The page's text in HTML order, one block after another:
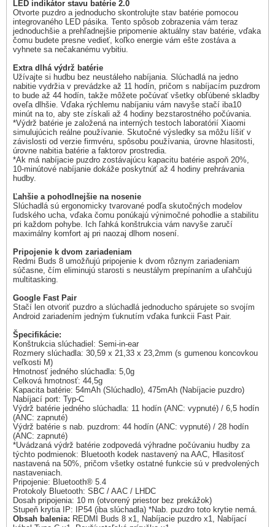
LED indikátor stavu batérie 2.0
Otvorte puzdro a jednoducho skontrolujte stav batérie pomocou
integrovaného LED pásika. Tento spôsob zobrazenia vám teraz
jednoduchšie a prehľadnejšie pripomenie aktuálny stav batérie, vďaka
čomu budete presne vedieť, koľko energie vám ešte zostáva a
vyhnete sa nečakanému vybitiu.
Extra dlhá výdrž batérie
Užívajte si hudbu bez neustáleho nabíjania. Slúchadlá na jedno
nabitie vydržia v prevádzke až 11 hodín, pričom s nabíjacím puzdrom
to bude až 44 hodín, takže môžete počúvať všetky obľúbené skladby
oveľa dlhšie. Vďaka rýchlemu nabíjaniu vám navyše stačí iba10
minút na to, aby ste získali až 4 hodiny bezstarostného počúvania.
*Výdrž batérie je založená na interných testoch laboratórií Xiaomi
simulujúcich reálne používanie. Skutočné výsledky sa môžu líšiť v
závislosti od verzie firmvéru, spôsobu používania, úrovne hlasitosti,
úrovne nabitia batérie a faktorov prostredia.
*Ak má nabíjacie puzdro zostávajúcu kapacitu batérie aspoň 20%,
10-minútové nabíjanie dokáže poskytnúť až 4 hodiny prehrávania
hudby.
Ľahšie a pohodlnejšie na nosenie
Slúchadlá sú ergonomicky tvarované podľa skutočných modelov
ľudského ucha, vďaka čomu ponúkajú výnimočné pohodlie a stabilitu
pri každom pohybe. Ich ľahká konštrukcia vám navyše zaručí
maximálny komfort aj pri naozaj dlhom nosení.
Pripojenie k dvom zariadeniam
Redmi Buds 8 umožňujú pripojenie k dvom rôznym zariadeniam
súčasne, čím eliminujú starosti s neustálym prepínaním a uľahčujú
multitasking.
Google Fast Pair
Stačí len otvoriť puzdro a slúchadlá jednoducho spárujete so svojím
Android zariadením jedným ťuknutím vďaka funkcii Fast Pair.
Špecifikácie:
Konštrukcia slúchadiel: Semi-in-ear
Rozmery slúchadla: 30,59 x 21,33 x 23,2mm (s gumenou koncovkou
veľkosti M)
Hmotnosť jedného slúchadla: 5,0g
Celková hmotnosť: 44,5g
Kapacita batérie: 54mAh (Slúchadlo), 475mAh (Nabíjacie puzdro)
Nabíjací port: Typ-C
Výdrž batérie jedného slúchadla: 11 hodín (ANC: vypnuté) / 6,5 hodín
(ANC: zapnuté)
Výdrž batérie s nab. puzdrom: 44 hodín (ANC: vypnuté) / 28 hodín
(ANC: zapnuté)
*Uvádzaná výdrž batérie zodpovedá výhradne počúvaniu hudby za
týchto podmienok: Bluetooth kodek nastavený na AAC, Hlasitosť
nastavená na 50%, pričom všetky ostatné funkcie sú v predvolených
nastaveniach.
Pripojenie: Bluetooth® 5.4
Protokoly Bluetooth: SBC / AAC / LHDC
Dosah pripojenia: 10 m (otvorený priestor bez prekážok)
Stupeň krytia IP: IP54 (iba slúchadla) *Nab. puzdro toto krytie nemá.
Obsah balenia: REDMI Buds 8 x1, Nabíjacie puzdro x1, Nabíjací